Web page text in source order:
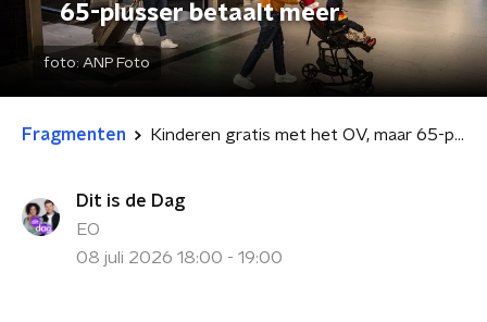
65-plusser betaalt meer
foto: ANP Foto
Fragmenten Kinderen gratis met het OV, maar 65-plusser betaalt meer
Dit is de Dag
EO
08 juli 2026 18:00 - 19:00